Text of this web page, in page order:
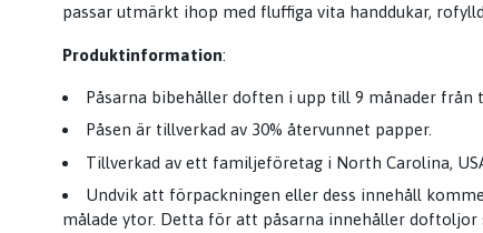
passar utmärkt ihop med fluffiga vita handdukar,
Produktinformation:
Påsarna bibehåller doften i upp till 9 månader från
Påsen är tillverkad av 30% återvunnet papper.
Tillverkad av ett familjeföretag i North Carolina,
Undvik att förpackningen eller dess innehåll
målade ytor. Detta för att påsarna innehåller doftoljor